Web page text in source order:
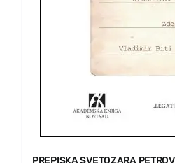
PREPISKA SVETOZARA